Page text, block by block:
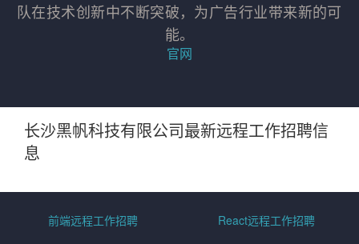
队在技术创新中不断突破，为广告行业带来新的可
能。
官网
长沙黑帆科技有限公司最新远程工作招聘信
息
前端远程工作招聘 React远程工作招聘